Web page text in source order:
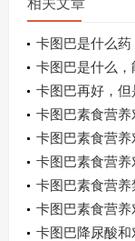
卡图巴是什么药
卡图巴是什么
卡图巴再好，但
卡图巴素食营养
卡图巴素食营养
卡图巴素食营
卡图巴素食营
卡图巴素食营
样
卡图巴降尿酸